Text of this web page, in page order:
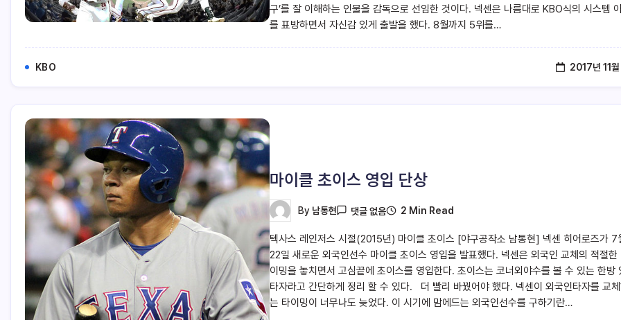
구’를 잘 이해하는 인물을 감독으로 선임한 것이다. 넥센은 나름대로 KBO식의 시스템
를 표방하면서 자신감 있게 출발을 했다. 8월까지 5위를…
KBO 2017년 11
마이클 초이스 영입 단상
By 남통현 댓글 없음 2 Min Read
텍사스 레인저스 시절(2015년) 마이클 초이스 [야구공작소 남통현] 넥센 히어로즈가 7
22일 새로운 외국인선수 마이클 초이스 영입을 발표했다. 넥센은 외국인 교체의 적절한
이밍을 놓치면서 고심끝에 초이스를 영입한다. 초이스는 코너외야수를 볼 수 있는 한방
타자라고 간단하게 정리 할 수 있다. 더 빨리 바꿨어야 했다. 넥센이 외국인타자를 교
는 타이밍이 너무나도 늦었다. 이 시기에 맘에드는 외국인선수를 구하기란…